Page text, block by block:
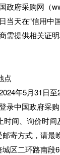
政府采购网（
当天在“信用中
提供相关证明
点
年5月31日至
录中国政府采
时间、询价时间
寄方式，请最
区二环路南段